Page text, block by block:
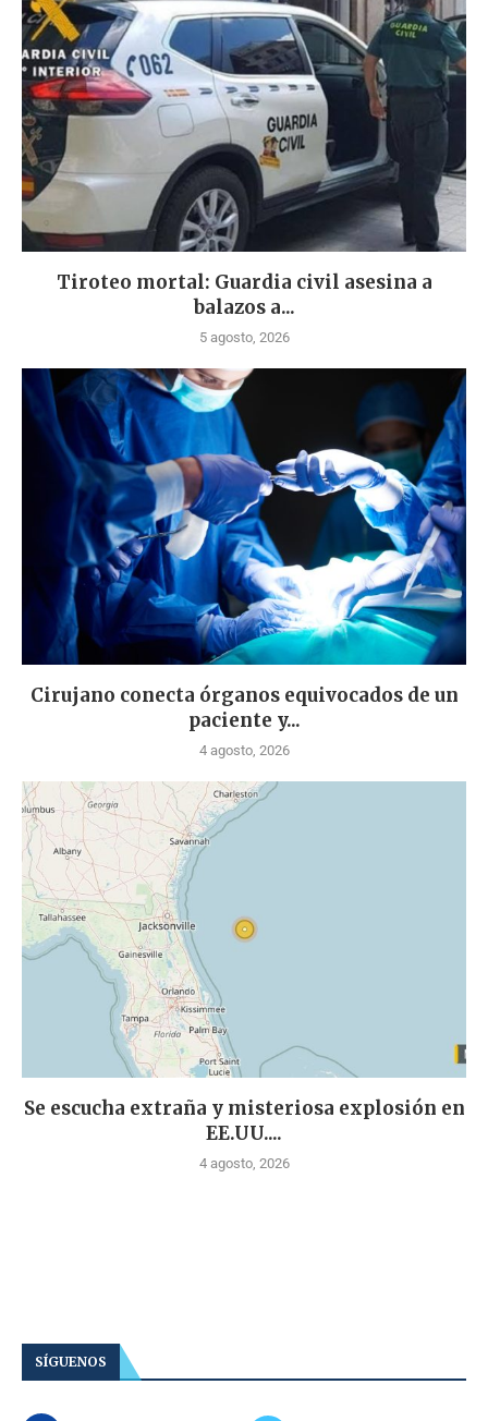
Tiroteo mortal: Guardia civil asesina a
balazos a...
5 agosto, 2026
Cirujano conecta órganos equivocados de un
paciente y...
4 agosto, 2026
Se escucha extraña y misteriosa explosión en
EE.UU....
4 agosto, 2026
SÍGUENOS